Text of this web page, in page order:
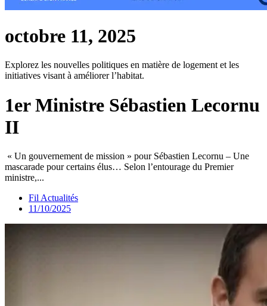
octobre 11, 2025
Explorez les nouvelles politiques en matière de logement et les
initiatives visant à améliorer l’habitat.
1er Ministre Sébastien Lecornu
II
« Un gouvernement de mission » pour Sébastien Lecornu – Une
mascarade pour certains élus… Selon l’entourage du Premier
ministre,...
Fil Actualités
11/10/2025